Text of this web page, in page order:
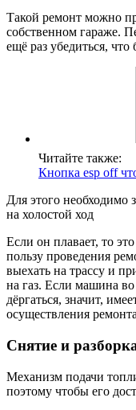
Такой ремонт можно
собственном гараже.
ещё раз убедиться, что
Читайте также:
Кнопка esp off
Для этого необходимо
на холостой ход
Если он плавает, то
пользу проведения
выехать на трассу и
на газ. Если машина во
дёргаться, значит,
осуществления
Снятие и
Механизм подачи
поэтому чтобы его